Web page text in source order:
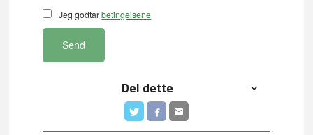
Jeg godtarbetingelsene
Send
Del dette